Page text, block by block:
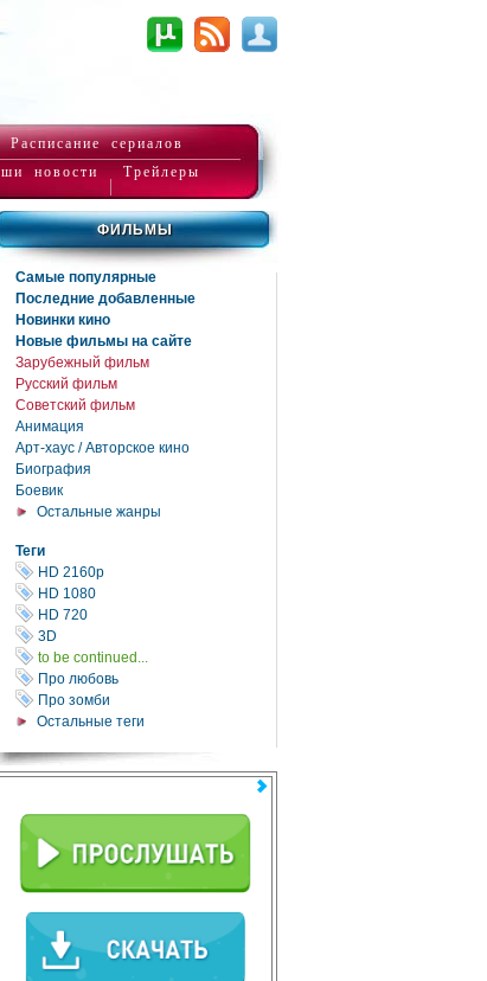
Расписание сериалов
новости Трейлеры
ФИЛЬМЫ
Самые популярные
Последние добавленные
Новинки кино
Новые фильмы на сайте
Зарубежный фильм
Русский фильм
Советский фильм
Анимация
Арт-хаус / Авторское кино
Биография
Боевик
Остальные жанры
Теги
HD 2160р
HD 1080
HD 720
3D
to be continued...
Про любовь
Про зомби
Остальные теги